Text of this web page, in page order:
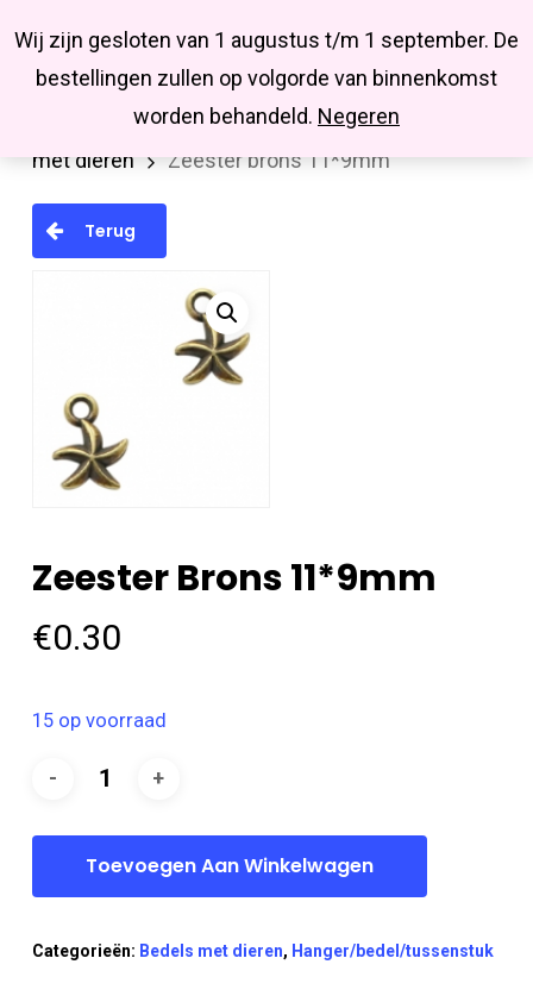
Wij zijn gesloten van 1 augustus t/m 1 september. De
bestellingen zullen op volgorde van binnenkomst
worden behandeld. Negeren
main
Missbluesieraden
searchaccount
Hanger/bedel/tussenstuk
met dieren
Zeester brons 11*9mm
Terug
Zeester Brons 11*9mm
€0.30
15 op voorraad
Toevoegen Aan Winkelwagen
Categorieën: Bedels met dieren, Hanger/bedel/tussenstuk
Close